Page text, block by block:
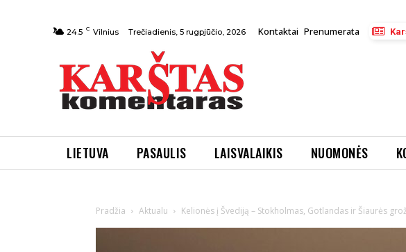
24.5 C Vilnius Trečiadienis, 5 rugpjūčio, 2026 Kontaktai Prenumerata
LIETUVA PASAULIS LAISVALAIKIS NUOMONĖS
Pradžia Aktualu Kelionės į Švediją – Stokholmas, Gotlandas ir Šiaurės